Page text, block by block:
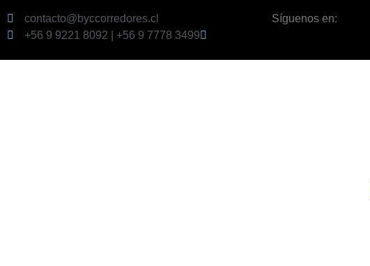
contacto@byccorredores.cl
+56 9 9221 8092 | +56 9 7778 3499
Síguenos en: